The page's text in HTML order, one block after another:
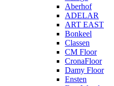
Aberhof
ADELAR
ART EAST
Bonkeel
Classen
CM Floor
CronaFloor
Damy Floor
Ensten